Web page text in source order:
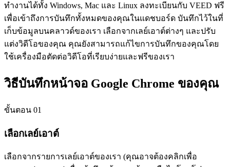
ทำงานได้ทั้ง Windows, Mac และ Linux ลงทะเบียนกับ VEED ฟรี
เพื่อเข้าถึงการบันทึกทั้งหมดของคุณในแดชบอร์ด บันทึกไว้ในที่
เก็บข้อมูลบนคลาวด์ของเรา เลือกจากเลย์เอาต์ต่างๆ และปรับ
แต่งวิดีโอของคุณ คุณยังสามารถแก้ไขการบันทึกของคุณโดย
ใช้เครื่องมือตัดต่อวิดีโอที่เรียบง่ายและฟรีของเรา
วิธีบันทึกหน้าจอ Google Chrome ของคุณ
ขั้นตอน 01
เลือกเลย์เอาต์
เลือกจากรายการเลย์เอาต์ของเรา (คุณอาจต้องคลิกเพื่อ